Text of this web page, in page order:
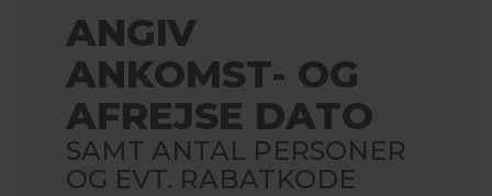
ANGIV
ANKOMST- OG
AFREJSE DATO
SAMT ANTAL PERSONER
OG EVT. RABATKODE